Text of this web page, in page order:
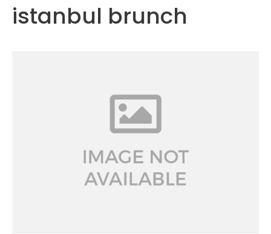
istanbul brunch